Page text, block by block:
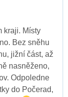
kraji. Místy
Bez sněhu
jižní část, až
nasněženo,
Odpoledne
do Počerad,